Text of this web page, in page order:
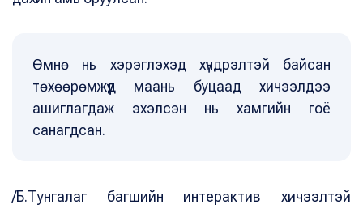
Өмнө нь хэрэглэхэд хүндрэлтэй байсан
төхөөрөмжүүд маань буцаад хичээлдээ
ашиглагдаж эхэлсэн нь хамгийн гоё
санагдсан.
/Б.Тунгалаг багшийн интерактив хичээлтэй